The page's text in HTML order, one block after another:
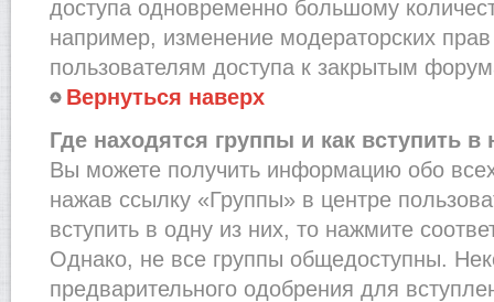
доступа одновременно большому
например, изменение модераторских
пользователям доступа к закрытым
Вернуться наверх
Где находятся группы и как вступить в
Вы можете получить информацию обо
нажав ссылку «Группы» в центре
вступить в одну из них, то нажмите
Однако, не все группы общедоступны.
предварительного одобрения для